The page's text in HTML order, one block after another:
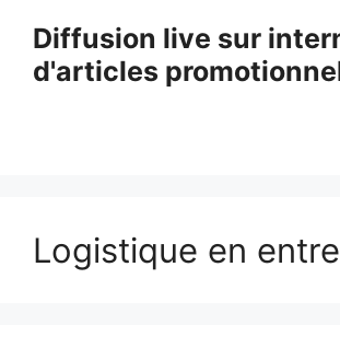
contenu
Diffusion live sur
d'articles
Logistique en